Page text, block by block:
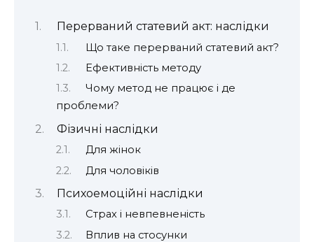
Перерваний статевий акт: наслідки
Що таке перерваний статевий акт?
Ефективність методу
Чому метод не працює і де
проблеми?
Фізичні наслідки
Для жінок
Для чоловіків
Психоемоційні наслідки
Страх і невпевненість
Вплив на стосунки